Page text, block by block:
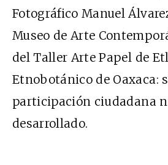
Fotográfico Manuel
Museo de Arte
del Taller Arte Papel de
Etnobotánico de Oaxaca:
participación ciudadana
desarrollado.